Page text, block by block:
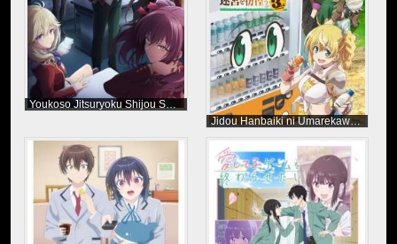
Youkoso Jitsuryoku Shijou Shugi no Kyoushitsu e Season 4
Jidou Hanbaiki ni Umarekawatta Ore wa Meikyuu wo Samayou Season 3